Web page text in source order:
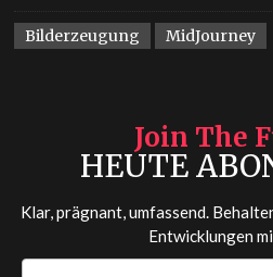
Bilderzeugung MidJourney
Join The
HEUTE
Klar, prägnant, umfassend.
Entwicklungen